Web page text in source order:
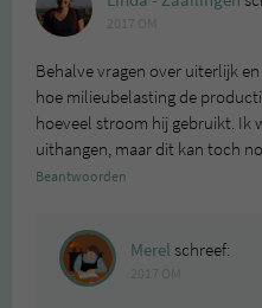
Behalve vragen over uiterlijk
hoe milieubelasting de
hoeveel stroom hij gebruikt. Ik
uithangen, maar dit kan toch
Beantwoorden
Merel schreef: